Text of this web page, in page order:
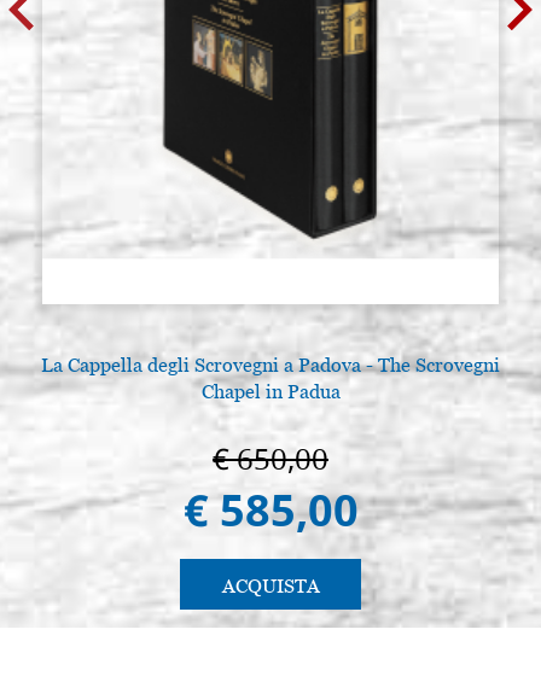
La Cappella degli Scrovegni a Padova - The Scrovegni
Chapel in Padua
€ 650,00
€ 585,00
ACQUISTA